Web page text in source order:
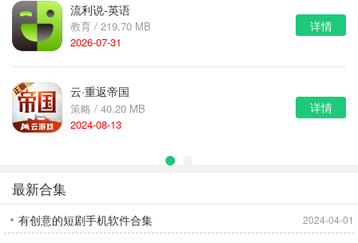
流利说-英语
教育 / 219.70 MB
2026-07-31
详情
云·重返帝国
策略 / 40.20 MB
2024-08-13
详情
最新合集
有创意的短剧手机软件合集 2024-04-01